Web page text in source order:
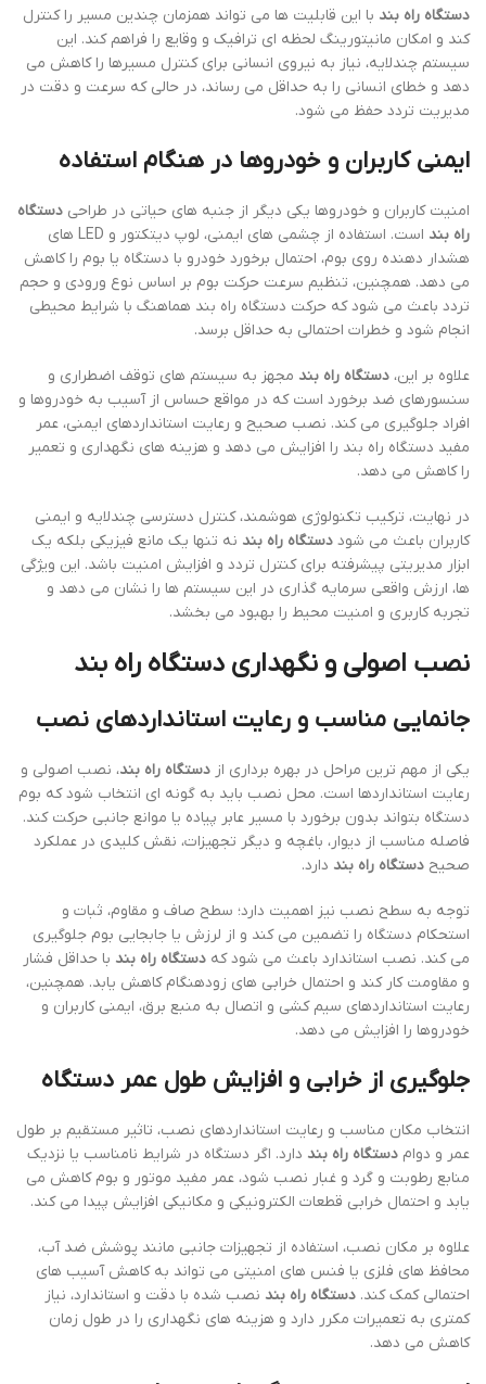
دستگاه راه بند با این قابلیت ها می تواند همزمان چندین مسیر را کنترل
کند و امکان مانیتورینگ لحظه ای ترافیک و وقایع را فراهم کند. این
سیستم چندلایه، نیاز به نیروی انسانی برای کنترل مسیرها را کاهش می
دهد و خطای انسانی را به حداقل می رساند، در حالی که سرعت و دقت در
مدیریت تردد حفظ می شود.
ایمنی کاربران و خودروها در هنگام استفاده
امنیت کاربران و خودروها یکی دیگر از جنبه های حیاتی در طراحی دستگاه
راه بند
است. استفاده از چشمی های ایمنی، لوپ دیتکتور و LED های
هشدار دهنده روی بوم، احتمال برخورد خودرو با دستگاه یا بوم را کاهش
می دهد. همچنین، تنظیم سرعت حرکت بوم بر اساس نوع ورودی و حجم
تردد باعث می شود که حرکت دستگاه راه بند هماهنگ با شرایط محیطی
انجام شود و خطرات احتمالی به حداقل برسد.
علاوه بر این، دستگاه راه بند مجهز به سیستم های توقف اضطراری و
سنسورهای ضد برخورد است که در مواقع حساس از آسیب به خودروها و
افراد جلوگیری می کند. نصب صحیح و رعایت استانداردهای ایمنی، عمر
مفید دستگاه راه بند را افزایش می دهد و هزینه های نگهداری و تعمیر
را کاهش می دهد.
در نهایت، ترکیب تکنولوژی هوشمند، کنترل دسترسی چندلایه و ایمنی
کاربران باعث می شود دستگاه راه بند نه تنها یک مانع فیزیکی بلکه یک
ابزار مدیریتی پیشرفته برای کنترل تردد و افزایش امنیت باشد. این ویژگی
ها، ارزش واقعی سرمایه گذاری در این سیستم ها را نشان می دهد و
تجربه کاربری و امنیت محیط را بهبود می بخشد.
نصب اصولی و نگهداری دستگاه راه بند
جانمایی مناسب و رعایت استانداردهای نصب
یکی از مهم ترین مراحل در بهره برداری از دستگاه راه بند، نصب اصولی و
رعایت استانداردها است. محل نصب باید به گونه ای انتخاب شود که بوم
دستگاه بتواند بدون برخورد با مسیر عابر پیاده یا موانع جانبی حرکت کند.
فاصله مناسب از دیوار، باغچه و دیگر تجهیزات، نقش کلیدی در عملکرد
صحیح دستگاه راه بند دارد.
توجه به سطح نصب نیز اهمیت دارد؛ سطح صاف و مقاوم، ثبات و
استحکام دستگاه را تضمین می کند و از لرزش یا جابجایی بوم جلوگیری
می کند. نصب استاندارد باعث می شود که دستگاه راه بند با حداقل فشار
و مقاومت کار کند و احتمال خرابی های زودهنگام کاهش یابد. همچنین،
رعایت استانداردهای سیم کشی و اتصال به منبع برق، ایمنی کاربران و
خودروها را افزایش می دهد.
جلوگیری از خرابی و افزایش طول عمر دستگاه
انتخاب مکان مناسب و رعایت استانداردهای نصب، تاثیر مستقیم بر طول
عمر و دوام دستگاه راه بند دارد. اگر دستگاه در شرایط نامناسب یا نزدیک
منابع رطوبت و گرد و غبار نصب شود، عمر مفید موتور و بوم کاهش می
یابد و احتمال خرابی قطعات الکترونیکی و مکانیکی افزایش پیدا می کند.
علاوه بر مکان نصب، استفاده از تجهیزات جانبی مانند پوشش ضد آب،
محافظ های فلزی یا فنس های امنیتی می تواند به کاهش آسیب های
احتمالی کمک کند. دستگاه راه بند نصب شده با دقت و استاندارد، نیاز
کمتری به تعمیرات مکرر دارد و هزینه های نگهداری را در طول زمان
کاهش می دهد.